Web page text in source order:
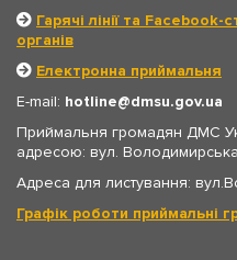
Гарячі лінії та Facebook-
органів
Електронна приймальня
E-mail: hotline
dmsu.gov.ua
Приймальня громадян ДМС
адресою: вул.
Адреса для листування:
Графік роботи приймальні